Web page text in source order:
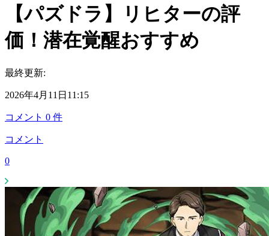
【パズドラ】リヒターの評
価！潜在覚醒おすすめ
最終更新:
2026年4月11日11:15
コメント 0 件
コメント
0